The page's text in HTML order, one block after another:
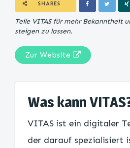
SHARES
Teile VITAS für mehr Bekanntheit
steigen zu lassen.
Zur Website
Was kann
VITAS ist ein digitaler
der darauf spezialisiert